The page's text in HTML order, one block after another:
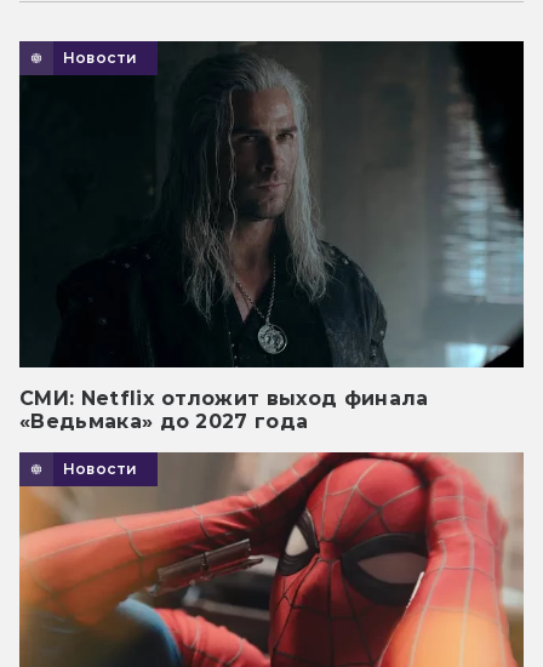
Новости
СМИ: Netflix отложит выход финала
«Ведьмака» до 2027 года
Новости